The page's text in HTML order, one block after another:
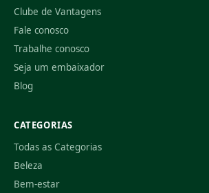
Clube de Vantagens
Fale conosco
Trabalhe conosco
Seja um embaixador
Blog
CATEGORIAS
Todas as Categorias
Beleza
Bem-estar